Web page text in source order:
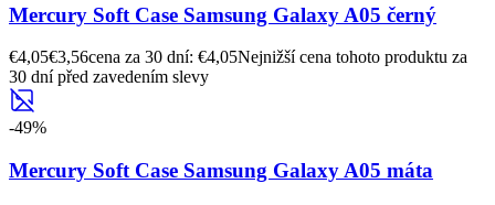
Mercury Soft Case Samsung Galaxy A05 černý
€4,05€3,56cena za 30 dní: €4,05Nejnižší cena tohoto produktu za
30 dní před zavedením slevy
-49%
Mercury Soft Case Samsung Galaxy A05 máta